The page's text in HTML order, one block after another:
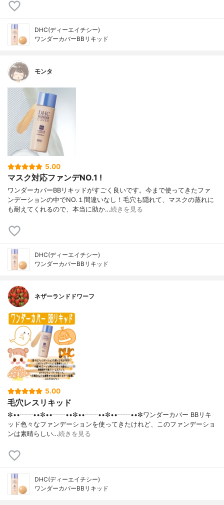
DHC(ディーエイチシー)
ワンダーカバーBBリキッド
モンタ
5.00
マスク対応ファンデNO.1 !
ワンダーカバーBBリキッドがすごく良いです。今まで使ってきたファ
ンデーションの中でNO.１間違いなし！毛穴も隠れて、マスクの蒸れに
も耐えてくれるので、本当に助か…続きを見る
DHC(ディーエイチシー)
ワンダーカバーBBリキッド
ネザーランドドワーフ
5.00
毛穴レスリキッド
✼••┈┈••✼••┈┈••✼••┈┈••✼••┈┈••✼ワンダーカバー BBリキ
ッド色々なファンデーションを使ってきたけれど、このファンデーショ
ンは素晴らしい…続きを見る
DHC(ディーエイチシー)
ワンダーカバーBBリキッド